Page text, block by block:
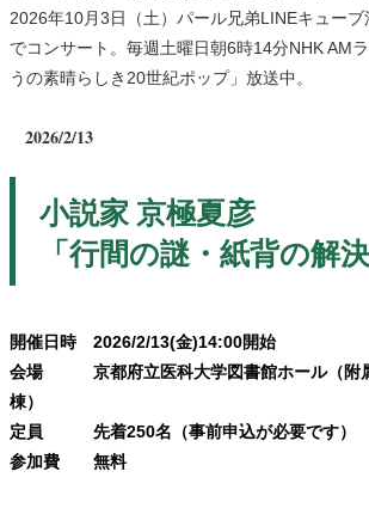
2026年10月3日（土）パール兄弟LINEキューブ
でコンサート。毎週土曜日朝6時14分NHK AM
うの素晴らしき20世紀ポップ」放送中。
2026/2/13
小説家 京極夏彦
「行間の謎・紙背の解決
開催日時 2026/2/13(金)14:00開始
会場 京都府立医科大学図書館ホール（附
棟）
定員 先着250名（事前申込が必要です）
参加費 無料